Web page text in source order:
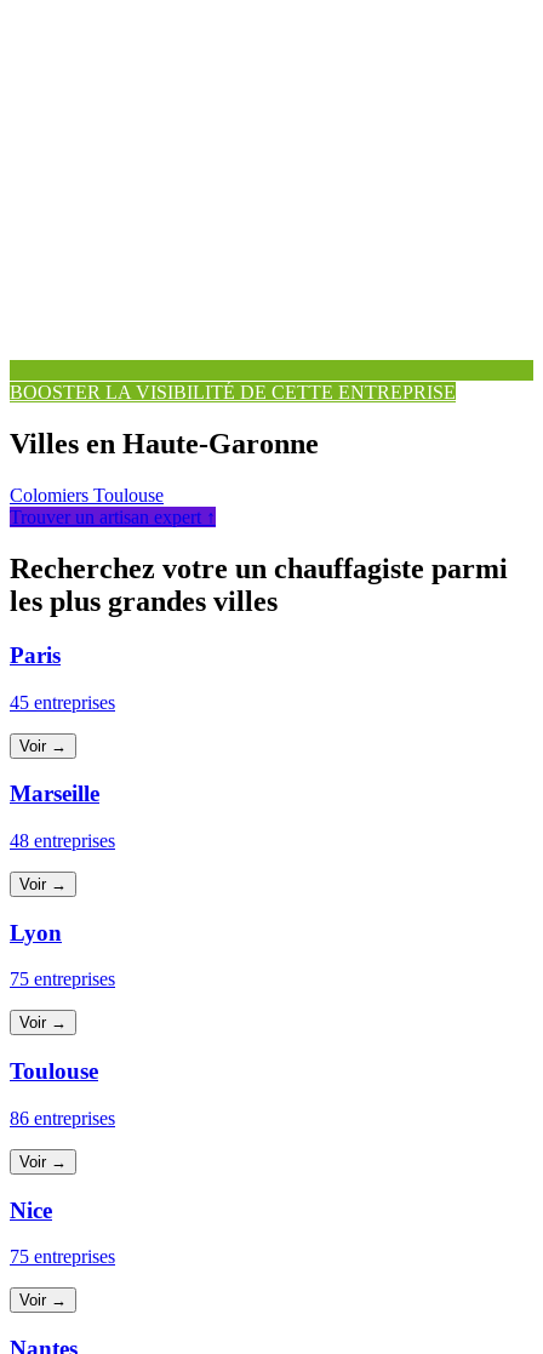
BOOSTER LA VISIBILITÉ DE CETTE ENTREPRISE
Villes en Haute-Garonne
Colomiers Toulouse
Trouver un artisan expert ↑
Recherchez votre un chauffagiste parmi
les plus grandes villes
Paris
45 entreprises
Voir →
Marseille
48 entreprises
Voir →
Lyon
75 entreprises
Voir →
Toulouse
86 entreprises
Voir →
Nice
75 entreprises
Voir →
Nantes